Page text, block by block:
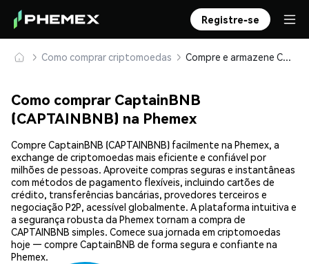
Registre-se
Como comprar criptomoedas Compre e armazene CaptainBNB (CAPTAINBNB) com segurança
Como comprar CaptainBNB
(CAPTAINBNB) na Phemex
Compre CaptainBNB (CAPTAINBNB) facilmente na Phemex, a
exchange de criptomoedas mais eficiente e confiável por
milhões de pessoas. Aproveite compras seguras e instantâneas
com métodos de pagamento flexíveis, incluindo cartões de
crédito, transferências bancárias, provedores terceiros e
negociação P2P, acessível globalmente. A plataforma intuitiva e
a segurança robusta da Phemex tornam a compra de
CAPTAINBNB simples. Comece sua jornada em criptomoedas
hoje — compre CaptainBNB de forma segura e confiante na
Phemex.